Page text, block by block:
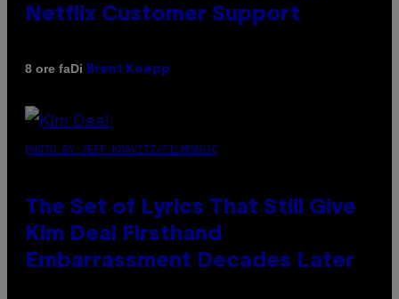
Netflix Customer Support
8 ore faDi Brent Koepp
PHOTO BY JEFF KRAVITZ/FILMMAGIC
The Set of Lyrics That Still Give
Kim Deal Firsthand
Embarrassment Decades Later